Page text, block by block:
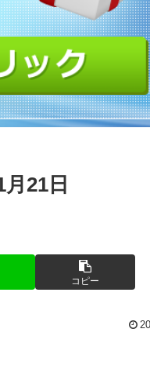
21日
コピー